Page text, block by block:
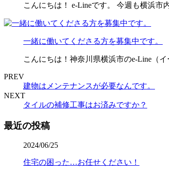
こんにちは！ e-Lineです。 今週も横浜
一緒に働いてくださる方を募集中です。
こんにちは！神奈川県横浜市のe-Line（
PREV
建物はメンテナンスが必要なんです。
NEXT
タイルの補修工事はお済みですか？
最近の投稿
2024/06/25
住宅の困った…お任せください！